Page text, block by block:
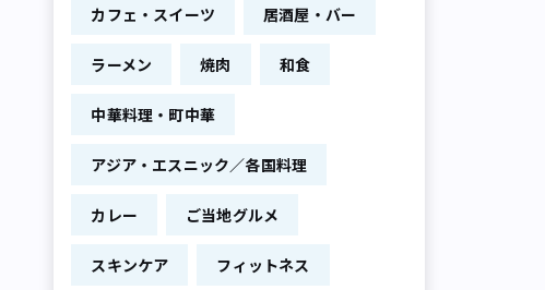
カフェ・スイーツ 居酒屋・バー
ラーメン 焼肉 和食
中華料理・町中華
アジア・エスニック／各国料理
カレー ご当地グルメ
スキンケア フィットネス